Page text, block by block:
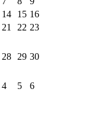
14 15 16
21 22 23
28 29 30
4 5 6